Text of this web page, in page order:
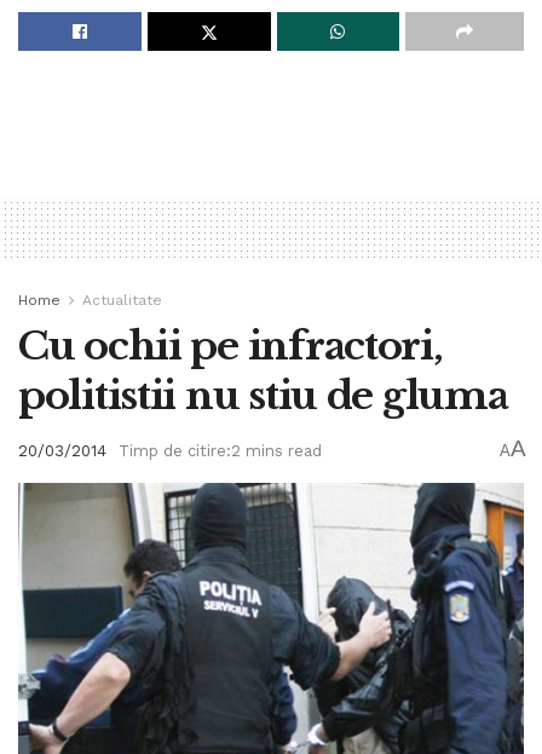
Home Actualitate
Cu ochii pe infractori,
politistii nu stiu de gluma
20/03/2014 Timp de citire:2 mins read AA